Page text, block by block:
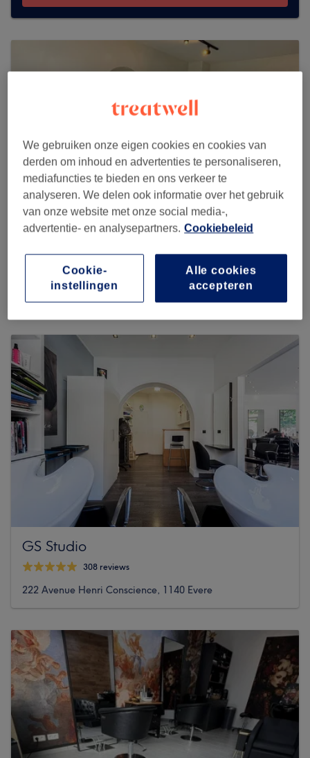
My Esthetic by Kamy
247 reviews
Avenue Gustave Latinis 87, 1030 Schaerbeek
GS Studio
308 reviews
222 Avenue Henri Conscience, 1140 Evere
We gebruiken onze eigen cookies en cookies van
derden om inhoud en advertenties te personaliseren,
mediafuncties te bieden en ons verkeer te
analyseren. We delen ook informatie over het gebruik
van onze website met onze social media-,
advertentie- en analysepartners. Cookiebeleid
Alle cookies
accepteren
Cookie-
instellingen